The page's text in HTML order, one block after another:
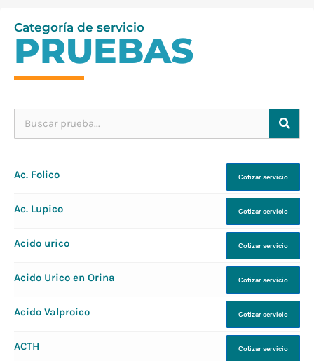
Categoría de servicio
PRUEBAS
Ac. Folico Cotizar servicio
Ac. Lupico Cotizar servicio
Acido urico Cotizar servicio
Acido Urico en Orina Cotizar servicio
Acido Valproico Cotizar servicio
ACTH Cotizar servicio